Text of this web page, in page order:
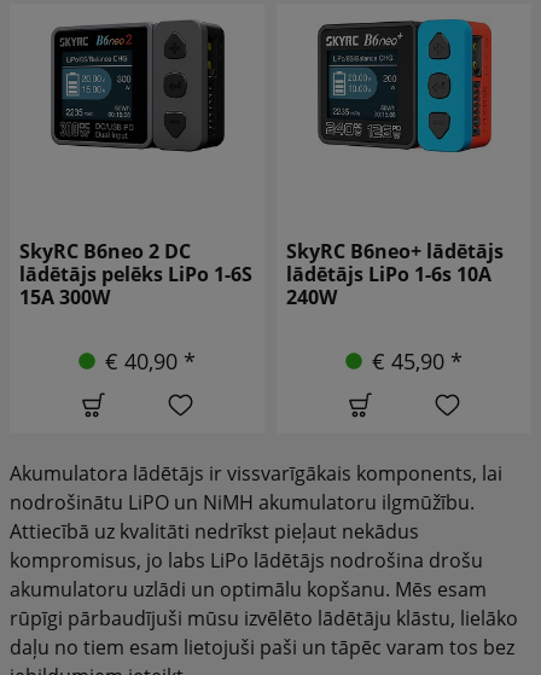
SkyRC B6neo+ lādētājs
lādētājs LiPo 1-6s 10A
240W
€ 45,90 *
SkyRC S100 Neo lādētājs
lādētājs LiPo 1-6s 10A
100W AC
€ 57,90 *
Akumulatora lādētājs ir vissvarīgākais komponents, lai
nodrošinātu LiPO un NiMH akumulatoru ilgmūžību.
Attiecībā uz kvalitāti nedrīkst pieļaut nekādus
kompromisus, jo labs LiPo lādētājs nodrošina drošu
akumulatoru uzlādi un optimālu kopšanu. Mēs esam
rūpīgi pārbaudījuši mūsu izvēlēto lādētāju klāstu, lielāko
daļu no tiem esam lietojuši paši un tāpēc varam tos bez